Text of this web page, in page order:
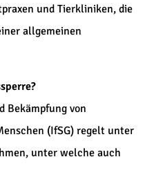
und Tierkliniken, die
allgemeinen
Bekämpfung von
(IfSG) regelt unter
unter welche auch